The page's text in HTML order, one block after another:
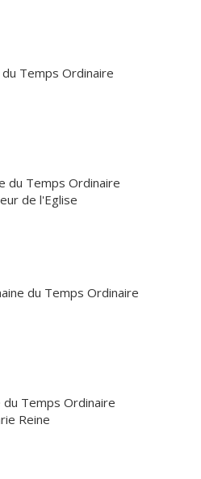
Temps Ordinaire
du Temps Ordinaire
de l'Eglise
du Temps Ordinaire
du Temps Ordinaire
Reine